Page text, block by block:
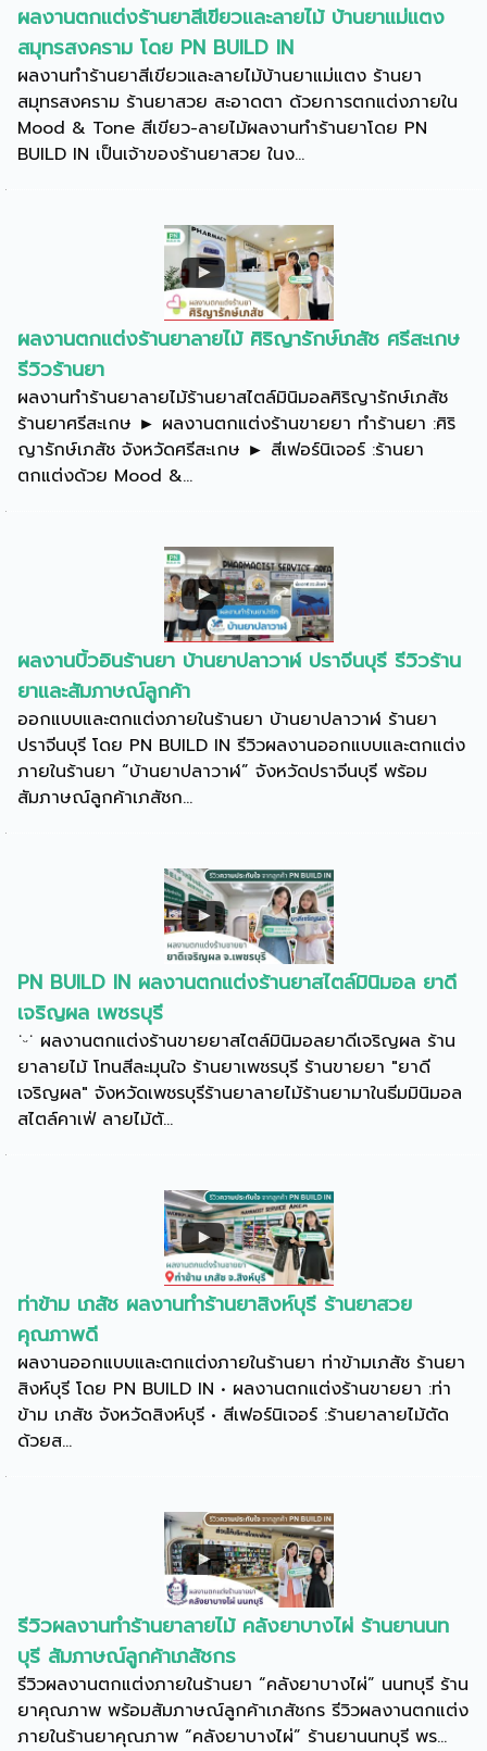
ผลงานตกแต่งร้านยาสีเขียวและลายไม้ บ้านยาแม่แตง
สมุทรสงคราม โดย PN BUILD IN
ผลงานทำร้านยาสีเขียวและลายไม้บ้านยาแม่แตง ร้านยา
สมุทรสงคราม ร้านยาสวย สะอาดตา ด้วยการตกแต่งภายใน
Mood & Tone สีเขียว-ลายไม้ผลงานทำร้านยาโดย PN
BUILD IN เป็นเจ้าของร้านยาสวย ในง...
ผลงานตกแต่งร้านยาลายไม้ ศิริญารักษ์เภสัช ศรีสะเกษ
รีวิวร้านยา
ผลงานทำร้านยาลายไม้ร้านยาสไตล์มินิมอลศิริญารักษ์เภสัช
ร้านยาศรีสะเกษ ► ผลงานตกแต่งร้านขายยา ทำร้านยา :ศิริ
ญารักษ์เภสัช จังหวัดศรีสะเกษ ► สีเฟอร์นิเจอร์ :ร้านยา
ตกแต่งด้วย Mood &...
ผลงานบิ้วอินร้านยา บ้านยาปลาวาฬ ปราจีนบุรี รีวิวร้าน
ยาและสัมภาษณ์ลูกค้า
ออกแบบและตกแต่งภายในร้านยา บ้านยาปลาวาฬ ร้านยา
ปราจีนบุรี โดย PN BUILD IN รีวิวผลงานออกแบบและตกแต่ง
ภายในร้านยา “บ้านยาปลาวาฬ” จังหวัดปราจีนบุรี พร้อม
สัมภาษณ์ลูกค้าเภสัชก...
PN BUILD IN ผลงานตกแต่งร้านยาสไตล์มินิมอล ยาดี
เจริญผล เพชรบุรี
˙ᵕ˙ ผลงานตกแต่งร้านขายยาสไตล์มินิมอลยาดีเจริญผล ร้าน
ยาลายไม้ โทนสีละมุนใจ ร้านยาเพชรบุรี ร้านขายยา "ยาดี
เจริญผล" จังหวัดเพชรบุรีร้านยาลายไม้ร้านยามาในธีมมินิมอล
สไตล์คาเฟ่ ลายไม้ตั...
ท่าข้าม เภสัช ผลงานทำร้านยาสิงห์บุรี ร้านยาสวย
คุณภาพดี
ผลงานออกแบบและตกแต่งภายในร้านยา ท่าข้ามเภสัช ร้านยา
สิงห์บุรี โดย PN BUILD IN • ผลงานตกแต่งร้านขายยา :ท่า
ข้าม เภสัช จังหวัดสิงห์บุรี • สีเฟอร์นิเจอร์ :ร้านยาลายไม้ตัด
ด้วยส...
รีวิวผลงานทำร้านยาลายไม้ คลังยาบางไผ่ ร้านยานนท
บุรี สัมภาษณ์ลูกค้าเภสัชกร
รีวิวผลงานตกแต่งภายในร้านยา “คลังยาบางไผ่” นนทบุรี ร้าน
ยาคุณภาพ พร้อมสัมภาษณ์ลูกค้าเภสัชกร รีวิวผลงานตกแต่ง
ภายในร้านยาคุณภาพ “คลังยาบางไผ่” ร้านยานนทบุรี พร...